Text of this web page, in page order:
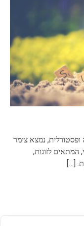
ופסטורלית, נמצא צימר
המתאים לזוגות,
[…]